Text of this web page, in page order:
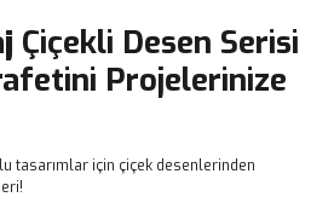
Çiçekli Desen Serisi
Projelerinize
tasarımlar için çiçek desenlerinden